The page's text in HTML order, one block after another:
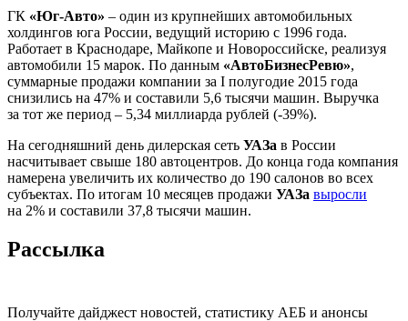
ГК «Юг-Авто» – один из крупнейших автомобильных
холдингов юга России, ведущий историю с 1996 года.
Работает в Краснодаре, Майкопе и Новороссийске, реализуя
автомобили 15 марок. По данным «АвтоБизнесРевю»,
суммарные продажи компании за I полугодие 2015 года
снизились на 47% и составили 5,6 тысячи машин. Выручка
за тот же период – 5,34 миллиарда рублей (-39%).
На сегодняшний день дилерская сеть УАЗа в России
насчитывает свыше 180 автоцентров. До конца года компания
намерена увеличить их количество до 190 салонов во всех
субъектах. По итогам 10 месяцев продажи УАЗа выросли
на 2% и составили 37,8 тысячи машин.
Рассылка
Получайте дайджест новостей, статистику АЕБ и анонсы